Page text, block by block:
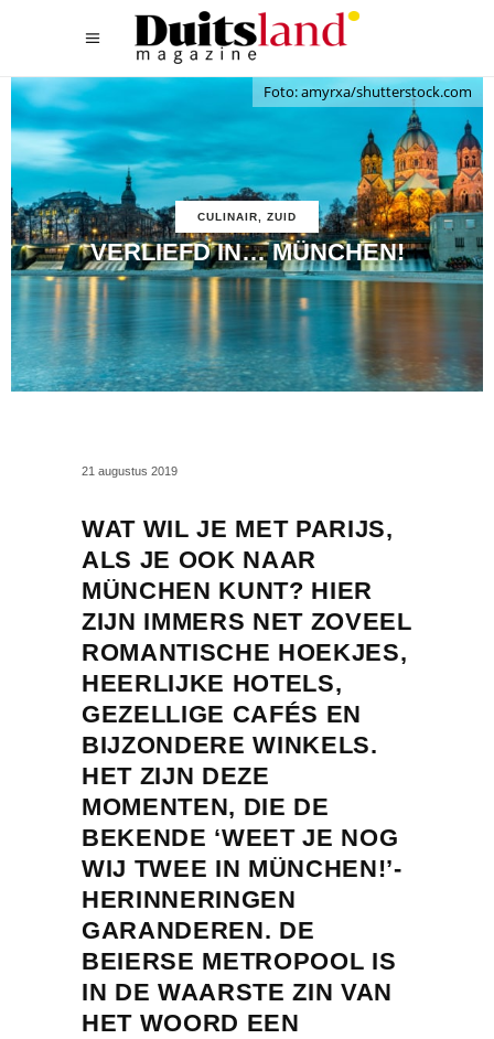
Foto: amyrxa/shutterstock.com
CULINAIR, ZUID
VERLIEFD IN… MÜNCHEN!
21 augustus 2019
WAT WIL JE MET PARIJS,
ALS JE OOK NAAR
MÜNCHEN KUNT? HIER
ZIJN IMMERS NET ZOVEEL
ROMANTISCHE HOEKJES,
HEERLIJKE HOTELS,
GEZELLIGE CAFÉS EN
BIJZONDERE WINKELS.
HET ZIJN DEZE
MOMENTEN, DIE DE
BEKENDE ‘WEET JE NOG
WIJ TWEE IN MÜNCHEN!’-
HERINNERINGEN
GARANDEREN. DE
BEIERSE METROPOOL IS
IN DE WAARSTE ZIN VAN
HET WOORD EEN